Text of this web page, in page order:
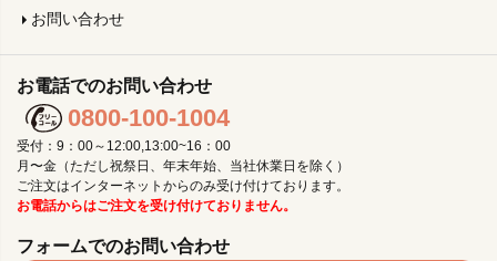
お問い合わせ
お電話でのお問い合わせ
0800-100-1004
受付：9：00～12:00,13:00~16：00
月〜金（ただし祝祭日、年末年始、当社休業日を除く）
ご注文はインターネットからのみ受け付けております。
お電話からはご注文を受け付けておりません。
フォームでのお問い合わせ